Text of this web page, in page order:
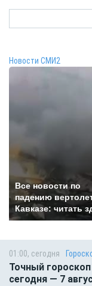
Новости СМИ2
Все новости по
падению
Кавказе: читать
01:00, сегодня
Точный
сегодня — 7